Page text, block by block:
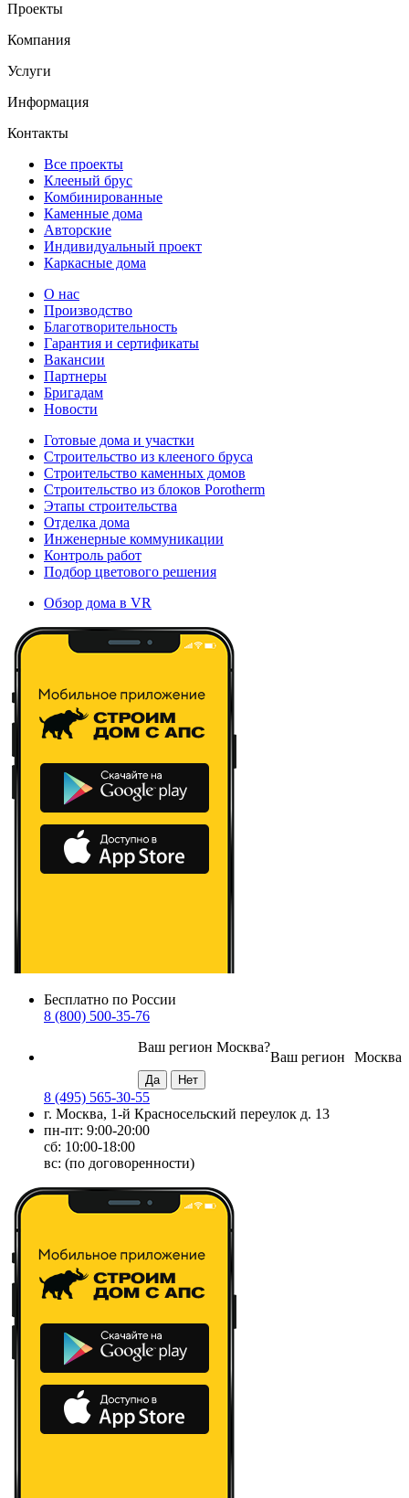
Проекты
Компания
Услуги
Информация
Контакты
Все проекты
Клееный брус
Комбинированные
Каменные дома
Авторские
Индивидуальный проект
Каркасные дома
О нас
Производство
Благотворительность
Гарантия и сертификаты
Вакансии
Партнеры
Бригадам
Новости
Готовые дома и участки
Строительство из клееного бруса
Строительство каменных домов
Строительство из блоков Porotherm
Этапы строительства
Отделка дома
Инженерные коммуникации
Контроль работ
Подбор цветового решения
Обзор дома в VR
Бесплатно по России
8 (800) 500-35-76
Москва
Ваш регион
Ваш регион Москва?
8 (495) 565-30-55
г. Москва, 1-й Красносельский переулок д. 13
пн-пт: 9:00-20:00
сб: 10:00-18:00
вс: (по договоренности)